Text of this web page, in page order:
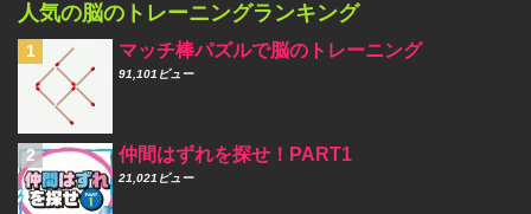
人気の脳のトレーニングランキング
マッチ棒パズルで脳のトレーニング
91,101ビュー
仲間はずれを探せ！PART1
21,021ビュー